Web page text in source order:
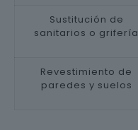
Sustitución de
sanitarios o grifería
Revestimiento de
paredes y suelos